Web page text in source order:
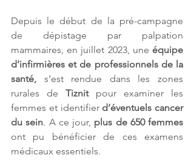
Depuis le début de la pré-campagne
de dépistage par palpation
mammaires, en juillet 2023, une équipe
d’infirmières et de professionnels de la
santé, s’est rendue dans les zones
rurales de Tiznit pour examiner les
femmes et identifier d’éventuels cancer
du sein. A ce jour, plus de 650 femmes
ont pu bénéficier de ces examens
médicaux essentiels.